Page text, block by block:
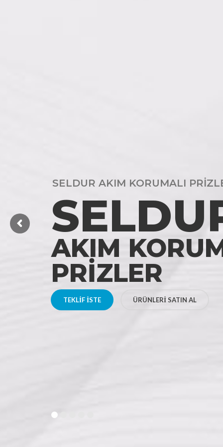
AKIM
PRİZLER
SELDUR AKIM KORUMALI
TEKLİF İSTE ÜRÜNLERİ SATIN AL